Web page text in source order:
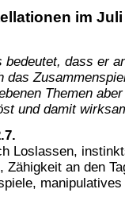
im Juli
dass er
das
Themen
und damit
Loslassen,
Zähigkeit an den
manipulatives